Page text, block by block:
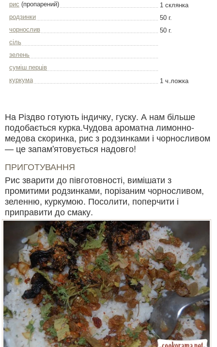
рис (пропарений)
1 склянка
родзинки
50 г.
чорнослив
50 г.
сіль
зелень
суміш перців
куркума
1 ч.ложка
На Різдво готують індичку, гуску. А нам більше
подобається курка.Чудова ароматна лимонно-
медова скоринка, рис з родзинками і чорносливом
— це запам'ятовується надовго!
ПРИГОТУВАННЯ
Рис зварити до півготовності, вимішати з
промитими родзинками, порізаним чорносливом,
зеленню, куркумою. Посолити, поперчити і
приправити до смаку.